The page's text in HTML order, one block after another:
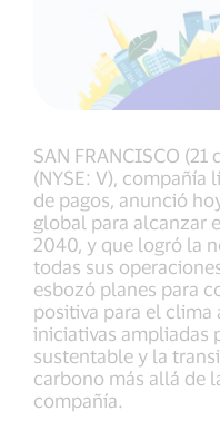
SAN FRANCISCO
(NYSE: V),
de pagos, anunció
global para alcanzar
2040, y que logró la
todas sus
esbozó planes para
positiva para el clima
iniciativas ampliadas
sustentable y la
carbono más allá de
compañía.